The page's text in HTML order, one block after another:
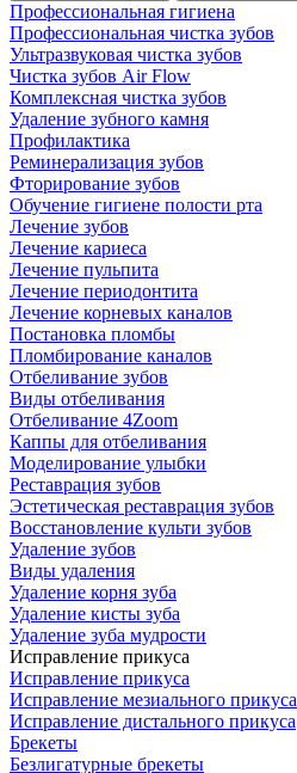
Профессиональная гигиена
Профессиональная чистка зубов
Ультразвуковая чистка зубов
Чистка зубов Air Flow
Комплексная чистка зубов
Удаление зубного камня
Профилактика
Реминерализация зубов
Фторирование зубов
Обучение гигиене полости рта
Лечение зубов
Лечение кариеса
Лечение пульпита
Лечение периодонтита
Лечение корневых каналов
Постановка пломбы
Пломбирование каналов
Отбеливание зубов
Виды отбеливания
Отбеливание 4Zoom
Каппы для отбеливания
Моделирование улыбки
Реставрация зубов
Эстетическая реставрация зубов
Восстановление культи зубов
Удаление зубов
Виды удаления
Удаление корня зуба
Удаление кисты зуба
Удаление зуба мудрости
Исправление прикуса
Исправление прикуса
Исправление мезиального прикуса
Исправление дистального прикуса
Брекеты
Безлигатурные брекеты